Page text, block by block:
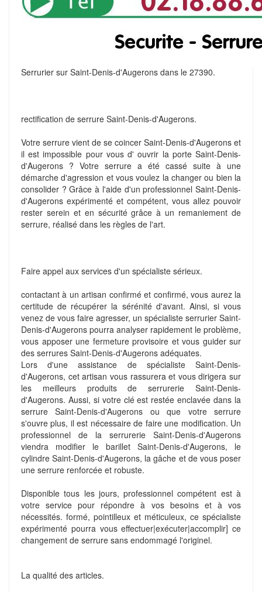
Serrurier sur Saint-Denis-d'Augerons dans le 27390.
rectification de serrure Saint-Denis-d'Augerons.
Votre serrure vient de se coincer Saint-Denis-d'Augerons et
il est impossible pour vous d' ouvrir la porte Saint-Denis-
d'Augerons ? Votre serrure a été cassé suite à une
démarche d'agression et vous voulez la changer ou bien la
consolider ? Grâce à l'aide d'un professionnel Saint-Denis-
d'Augerons expérimenté et compétent, vous allez pouvoir
rester serein et en sécurité grâce à un remaniement de
serrure, réalisé dans les règles de l'art.
Faire appel aux services d'un spécialiste sérieux.
contactant à un artisan confirmé et confirmé, vous aurez la
certitude de récupérer la sérénité d'avant. Ainsi, si vous
venez de vous faire agresser, un spécialiste serrurier Saint-
Denis-d'Augerons pourra analyser rapidement le problème,
vous apposer une fermeture provisoire et vous guider sur
des serrures Saint-Denis-d'Augerons adéquates.
Lors d'une assistance de spécialiste Saint-Denis-
d'Augerons, cet artisan vous rassurera et vous dirigera sur
les meilleurs produits de serrurerie Saint-Denis-
d'Augerons. Aussi, si votre clé est restée enclavée dans la
serrure Saint-Denis-d'Augerons ou que votre serrure
s'ouvre plus, il est nécessaire de faire une modification. Un
professionnel de la serrurerie Saint-Denis-d'Augerons
viendra modifier le barillet Saint-Denis-d'Augerons, le
cylindre Saint-Denis-d'Augerons, la gâche et de vous poser
une serrure renforcée et robuste.
Disponible tous les jours, professionnel compétent est à
votre service pour répondre à vos besoins et à vos
nécessités. formé, pointilleux et méticuleux, ce spécialiste
expérimenté pourra vous effectuer|exécuter|accomplir] ce
changement de serrure sans endommagé l'originel.
La qualité des articles.